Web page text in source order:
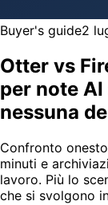
Buyer's guide2
Otter vs
per note
nessuna
Confronto
minuti e
lavoro. Più lo
che si svolgono